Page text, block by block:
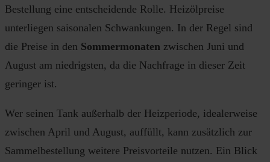
Bestellung eine entscheidende Rolle. Heizölpreise
unterliegen saisonalen Schwankungen. In der Regel sind
die Preise in den Sommermonaten zwischen Juni und
August am niedrigsten, da die Nachfrage in dieser Zeit
geringer ist.
Wer seinen Tank außerhalb der Heizperiode, idealerweise
zwischen April und August, auffüllt, kann zusätzlich zur
Sammelbestellung weitere Preisvorteile nutzen. Ein Blick